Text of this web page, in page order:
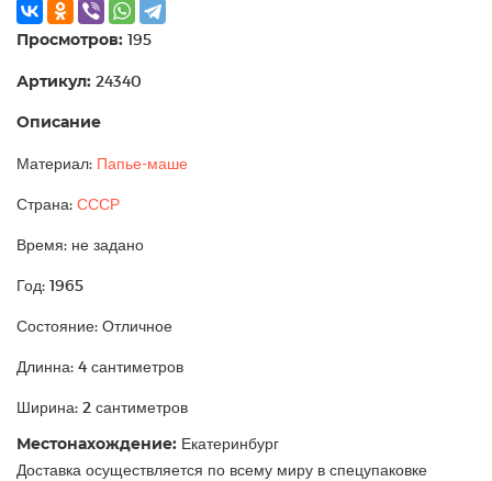
Просмотров: 195
Артикул: 24340
Описание
Материал: Папье-маше
Страна: СССР
Время: не задано
Год: 1965
Состояние: Отличное
Длинна: 4 сантиметров
Ширина: 2 сантиметров
Местонахождение: Екатеринбург
Доставка осуществляется по всему миру в спецупаковке